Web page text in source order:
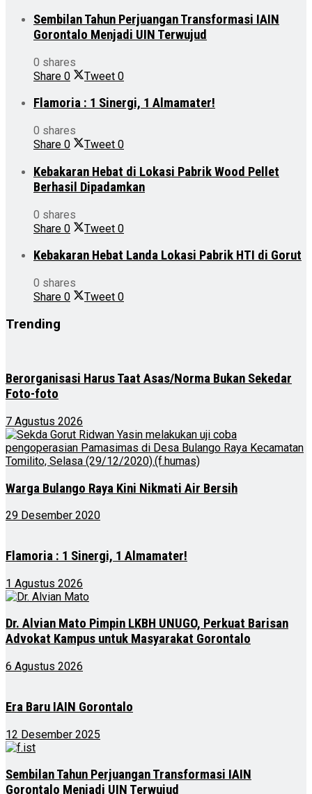
Sembilan Tahun Perjuangan Transformasi IAIN
Gorontalo Menjadi UIN Terwujud
0 shares
Share 0 Tweet 0
Flamoria : 1 Sinergi, 1 Almamater!
0 shares
Share 0 Tweet 0
Kebakaran Hebat di Lokasi Pabrik Wood Pellet
Berhasil Dipadamkan
0 shares
Share 0 Tweet 0
Kebakaran Hebat Landa Lokasi Pabrik HTI di Gorut
0 shares
Share 0 Tweet 0
Trending
Berorganisasi Harus Taat Asas/Norma Bukan Sekedar
Foto-foto
7 Agustus 2026
Warga Bulango Raya Kini Nikmati Air Bersih
29 Desember 2020
Flamoria : 1 Sinergi, 1 Almamater!
1 Agustus 2026
Dr. Alvian Mato Pimpin LKBH UNUGO, Perkuat Barisan
Advokat Kampus untuk Masyarakat Gorontalo
6 Agustus 2026
Era Baru IAIN Gorontalo
12 Desember 2025
Sembilan Tahun Perjuangan Transformasi IAIN
Gorontalo Menjadi UIN Terwujud